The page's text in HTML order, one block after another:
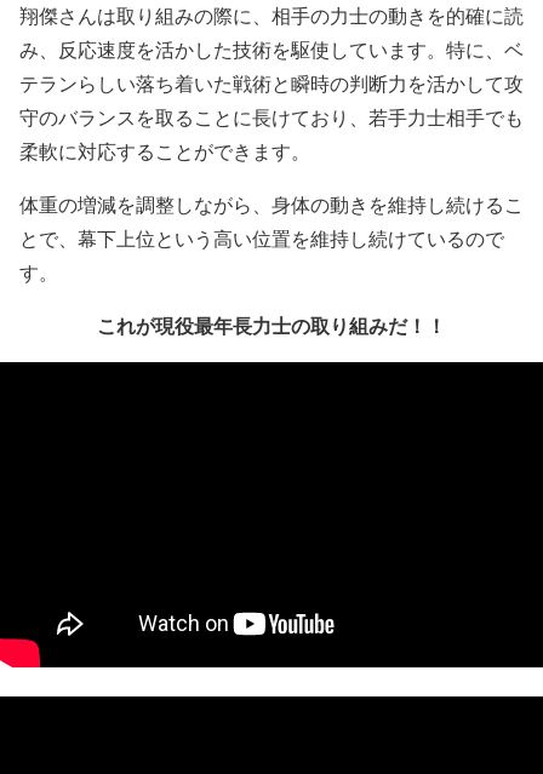
翔傑さんは取り組みの際に、相手の力士の動きを的確に読
み、反応速度を活かした技術を駆使しています。特に、ベ
テランらしい落ち着いた戦術と瞬時の判断力を活かして攻
守のバランスを取ることに長けており、若手力士相手でも
柔軟に対応することができます。
体重の増減を調整しながら、身体の動きを維持し続けるこ
とで、幕下上位という高い位置を維持し続けているので
す。
これが現役最年長力士の取り組みだ！！